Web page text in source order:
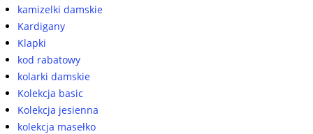
kamizelki damskie
Kardigany
Klapki
kod rabatowy
kolarki damskie
Kolekcja basic
Kolekcja jesienna
kolekcja masełko